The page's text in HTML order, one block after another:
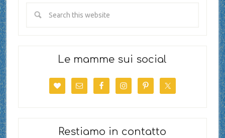
Le mamme sui social
Restiamo in contatto